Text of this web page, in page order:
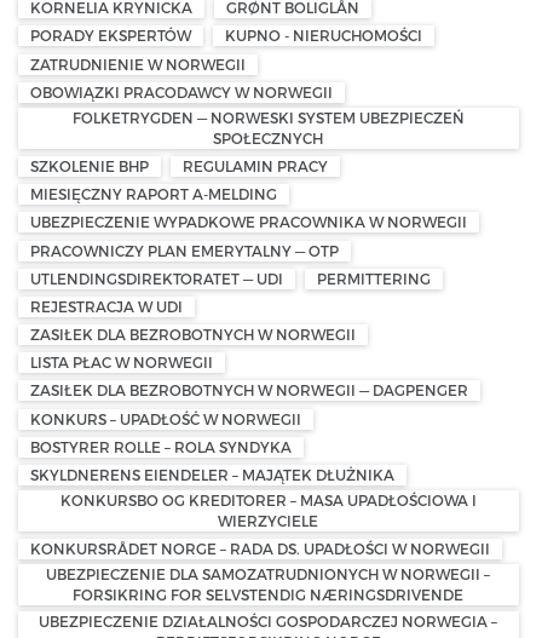
KORNELIA KRYNICKA
GRØNT BOLIGLÅN
PORADY EKSPERTÓW
KUPNO - NIERUCHOMOŚCI
ZATRUDNIENIE W NORWEGII
OBOWIĄZKI PRACODAWCY W NORWEGII
FOLKETRYGDEN — NORWESKI SYSTEM UBEZPIECZEŃ
SPOŁECZNYCH
SZKOLENIE BHP
REGULAMIN PRACY
MIESIĘCZNY RAPORT A-MELDING
UBEZPIECZENIE WYPADKOWE PRACOWNIKA W NORWEGII
PRACOWNICZY PLAN EMERYTALNY — OTP
UTLENDINGSDIREKTORATET — UDI
PERMITTERING
REJESTRACJA W UDI
ZASIŁEK DLA BEZROBOTNYCH W NORWEGII
LISTA PŁAC W NORWEGII
ZASIŁEK DLA BEZROBOTNYCH W NORWEGII — DAGPENGER
KONKURS – UPADŁOŚĆ W NORWEGII
BOSTYRER ROLLE – ROLA SYNDYKA
SKYLDNERENS EIENDELER – MAJĄTEK DŁUŻNIKA
KONKURSBO OG KREDITORER – MASA UPADŁOŚCIOWA I
WIERZYCIELE
KONKURSRÅDET NORGE – RADA DS. UPADŁOŚCI W NORWEGII
UBEZPIECZENIE DLA SAMOZATRUDNIONYCH W NORWEGII –
FORSIKRING FOR SELVSTENDIG NÆRINGSDRIVENDE
UBEZPIECZENIE DZIAŁALNOŚCI GOSPODARCZEJ NORWEGIA –